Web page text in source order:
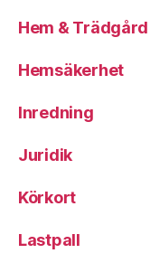
Hem & Trädgård
Hemsäkerhet
Inredning
Juridik
Körkort
Lastpall